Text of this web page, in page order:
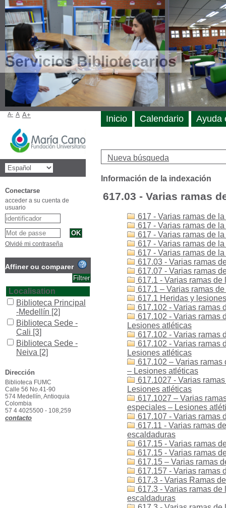
Servicios Bibliotecarios
Nueva búsqueda
Información de la indexación
617.03 - Varias ramas
617 - Varias ramas de
617 - Varias ramas de
617 - Varias ramas de
617 - Varias ramas de
617 - Varias ramas de
617.03 - Varias ramas
617.07 - Varias ramas
617.1 - Varias ramas
617.1 – Varias ramas
617.1 Heridas y
617.102 - Varias ramas
617.102 - Varias ramas
Lesiones atléticas
617.102 - Varias ramas
617.102 - Varias ramas
Lesiones atléticas
617.102 – Varias
– Lesiones atléticas
617.1027 - Varias
Lesiones atléticas
617.1027 – Varias
especiales – Lesiones
617.107 - Varias ramas
617.11 - Varias ramas
escaldaduras
617.15 - Varias ramas
617.15 - Varias ramas
617.15 – Varias ramas
617.157 - Varias ramas
617.3 - Varias Ramas
617.3 - Varias ramas
escaldaduras
Inicio Calendario Ayuda
A- A A+
Conectarse
acceder a su cuenta de
usuario
Olvidé mi contraseña
Affiner ou comparer
Localisation
Biblioteca Principal
-Medellín [2]
Biblioteca Sede -
Cali [3]
Biblioteca Sede -
Neiva [2]
Popayán
Section
Colección General
[3]
General
Dirección
Biblioteca FUMC
Calle 56 No.41-90
574 Medellín, Antioquia
Colombia
57 4 4025500 - 108,259
contacto